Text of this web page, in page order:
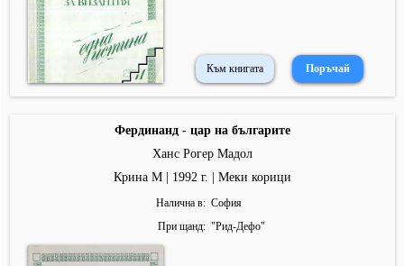
Към книгата
Фердинанд - цар на българите
Ханс Рогер Мадол
Крина М | 1992 г. | Меки корици
Налична в
София
При щанд
"Рид-Дефо"